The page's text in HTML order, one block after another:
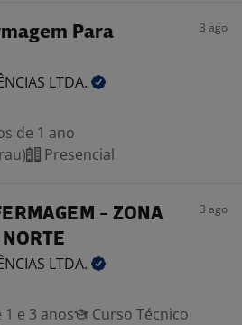
Para
3 ago
LTDA.
de 1 ano
Presencial
- ZONA
3 ago
LTDA.
1 e 3 anos
Curso Técnico